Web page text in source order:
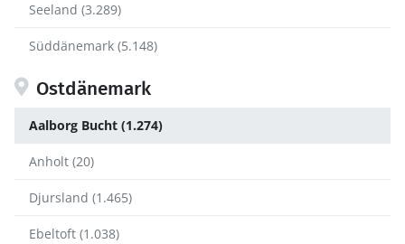
Seeland (3.289)
Süddänemark (5.148)
Ostdänemark
Aalborg Bucht (1.274)
Anholt (20)
Djursland (1.465)
Ebeltoft (1.038)